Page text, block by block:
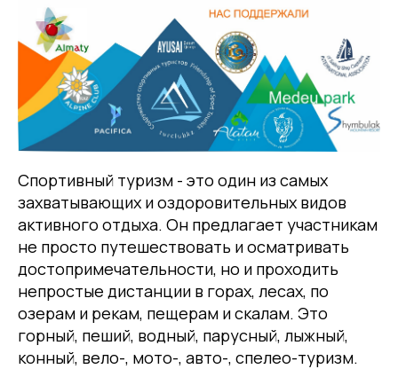
Спортивный туризм - это один из самых
захватывающих и оздоровительных видов
активного отдыха. Он предлагает участникам
не просто путешествовать и осматривать
достопримечательности, но и проходить
непростые дистанции в горах, лесах, по
озерам и рекам, пещерам и скалам. Это
горный, пеший, водный, парусный, лыжный,
конный, вело-, мото-, авто-, спелео-туризм.